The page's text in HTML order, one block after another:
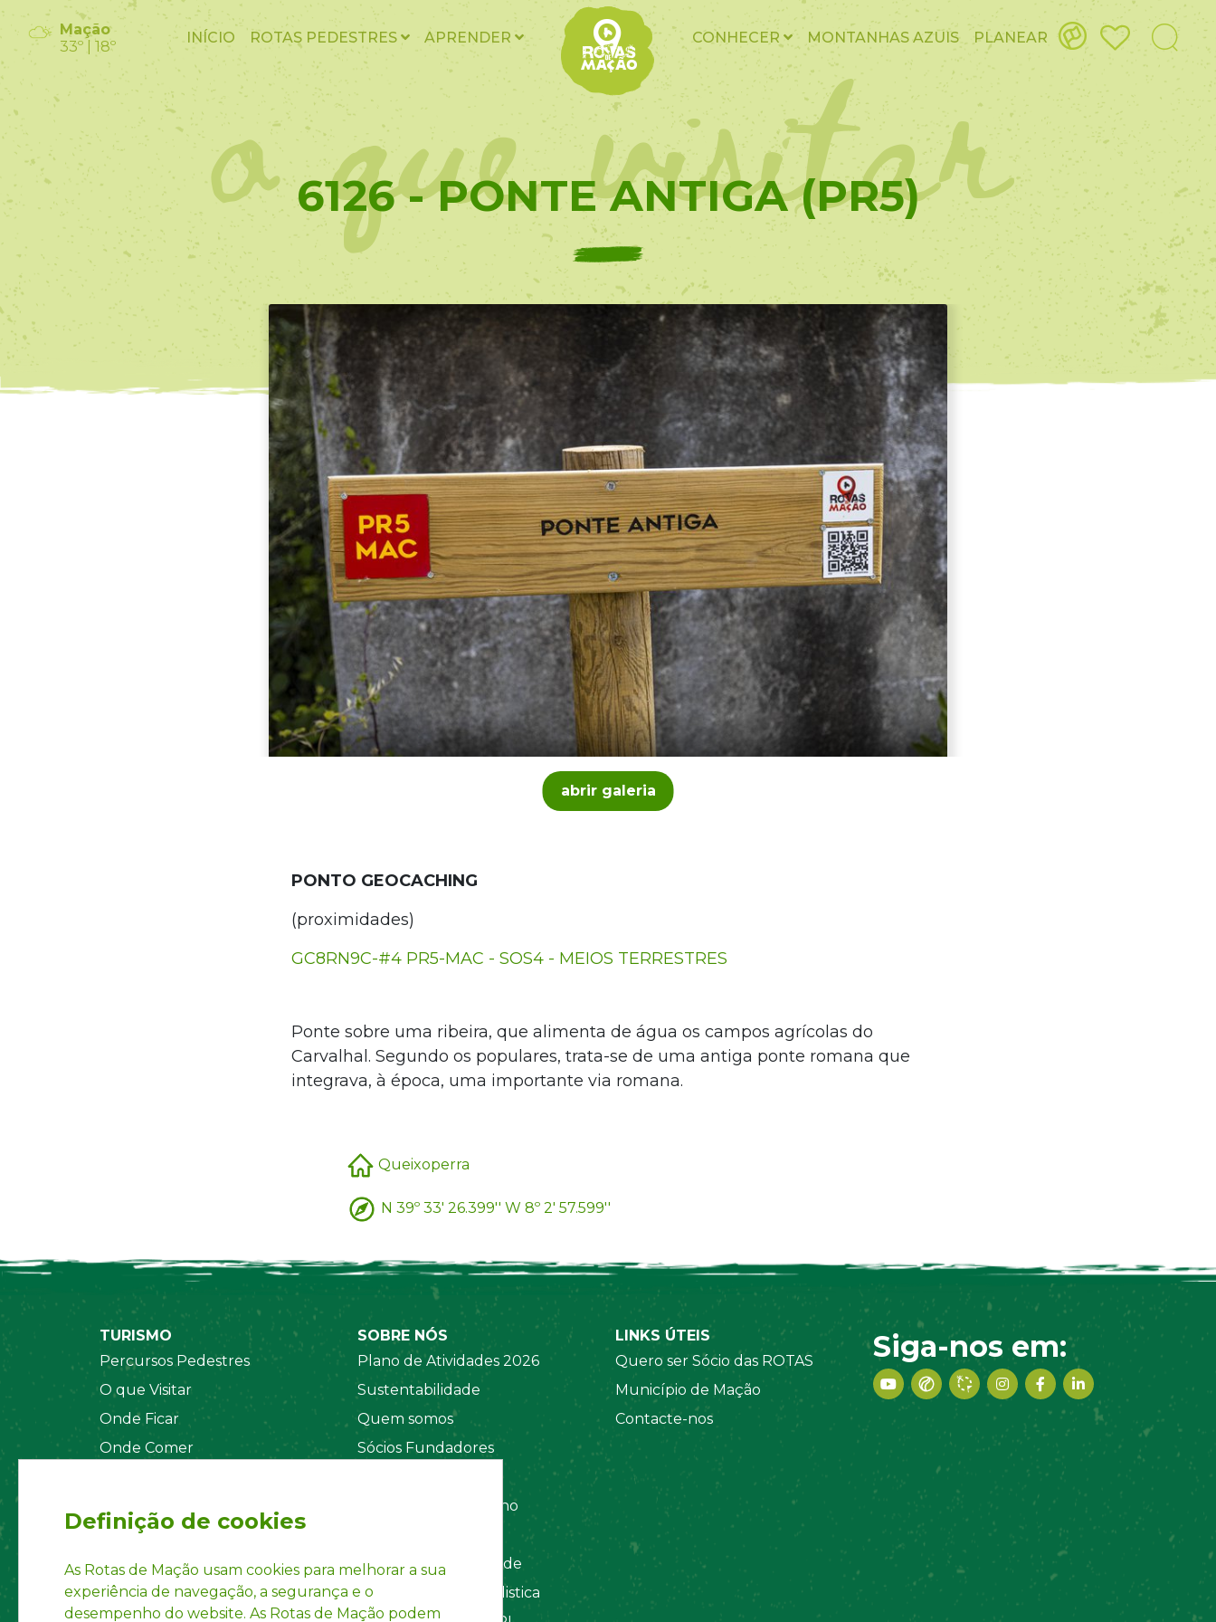
Mação
33º | 18º
INÍCIO ROTAS PEDESTRES APRENDER CONHECER MONTANHAS AZUIS PLANEAR
o que visitar
6126 - PONTE ANTIGA (PR5)
abrir galeria
PONTO GEOCACHING
(proximidades)
GC8RN9C-#4 PR5-MAC - SOS4 - MEIOS TERRESTRES
Ponte sobre uma ribeira, que alimenta de água os campos agrícolas do
Carvalhal. Segundo os populares, trata-se de uma antiga ponte romana que
integrava, à época, uma importante via romana.
Queixoperra
N 39º 33' 26.399'' W 8º 2' 57.599''
TURISMO
Percursos Pedestres
O que Visitar
Onde Ficar
Onde Comer
SOBRE NÓS
Plano de Atividades 2026
Sustentabilidade
Quem somos
Sócios Fundadores
Regulamento Interno
Política de Privacidade
Informação Contabilistica
LINKS ÚTEIS
Quero ser Sócio das ROTAS
Município de Mação
Contacte-nos
Siga-nos em:
Definição de cookies
As Rotas de Mação usam cookies para melhorar a sua
experiência de navegação, a segurança e o
desempenho do website. As Rotas de Mação podem